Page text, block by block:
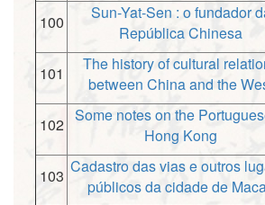
100
Sun-Yat-Sen : o fundador
República Chinesa
101
The history of cultural
between China and the
102 Some notes on the
Hong Kong
103 Cadastro das vias e outros
públicos da cidade de